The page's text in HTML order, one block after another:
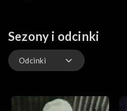
Sezony i odcinki
Odcinki